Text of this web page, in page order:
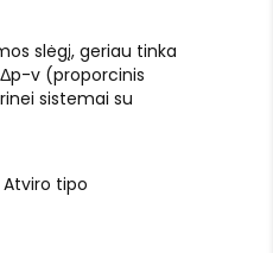
slėgį, geriau tinka
v (proporcinis
sistemai su
tipo